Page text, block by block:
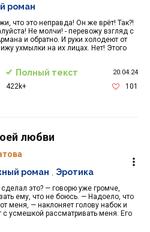
что это неправда! Он же врёт! Так?!
Не молчи! - перевожу взгляд с
и обратно. И руки холодеют от
ухмылки на их лицах. Нет! Этого
роман
Полный текст 20.04.24
422k+ 101
любви
это? — говорю уже громче,
ему, что не боюсь. — Надоело, что
меня, — наклоняет голову набок и
с усмешкой рассматривать меня. Его
роман Эротика